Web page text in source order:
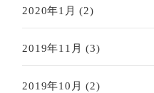
2020年1月 (2)
2019年11月 (3)
2019年10月 (2)